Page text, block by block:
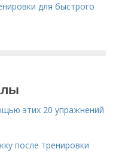
для быстрого
этих 20 упражнений
после тренировки